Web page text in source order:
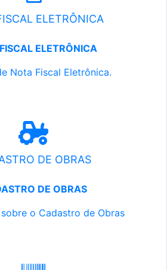
ELETRÔNICA
ELETRÔNICA
Nota Fiscal Eletrônica.
DE OBRAS
DE OBRAS
o Cadastro de Obras